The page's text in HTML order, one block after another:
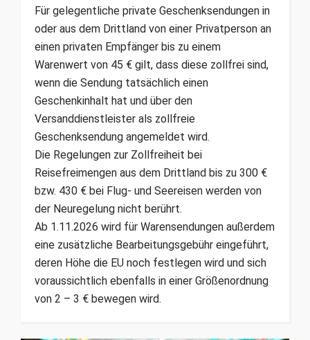
Für gelegentliche private Geschenksendungen in
oder aus dem Drittland von einer Privatperson an
einen privaten Empfänger bis zu einem
Warenwert von 45 € gilt, dass diese zollfrei sind,
wenn die Sendung tatsächlich einen
Geschenkinhalt hat und über den
Versanddienstleister als zollfreie
Geschenksendung angemeldet wird.
Die Regelungen zur Zollfreiheit bei
Reisefreimengen aus dem Drittland bis zu 300 €
bzw. 430 € bei Flug- und Seereisen werden von
der Neuregelung nicht berührt.
Ab 1.11.2026 wird für Warensendungen außerdem
eine zusätzliche Bearbeitungsgebühr eingeführt,
deren Höhe die EU noch festlegen wird und sich
voraussichtlich ebenfalls in einer Größenordnung
von 2 – 3 € bewegen wird.